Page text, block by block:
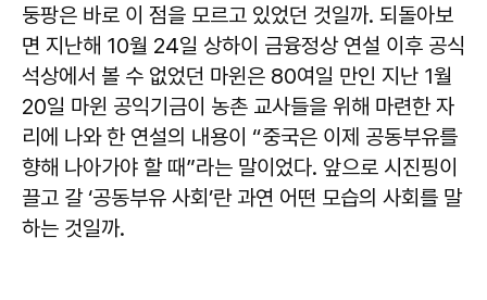
둥팡은 바로 이 점을 모르고 있었던 것일까. 되돌아보
면 지난해 10월 24일 상하이 금융정상 연설 이후 공식
석상에서 볼 수 없었던 마윈은 80여일 만인 지난 1월
20일 마윈 공익기금이 농촌 교사들을 위해 마련한 자
리에 나와 한 연설의 내용이 “중국은 이제 공동부유를
향해 나아가야 할 때”라는 말이었다. 앞으로 시진핑이
끌고 갈 ‘공동부유 사회’란 과연 어떤 모습의 사회를 말
하는 것일까.